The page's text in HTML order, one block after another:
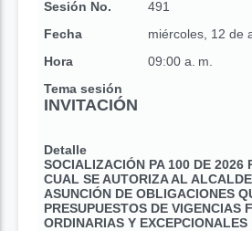
Sesión No.
491
Fecha
miércoles, 12 de
Hora
09:00 a. m.
Tema sesión
INVITACIÓN
Detalle
SOCIALIZACIÓN PA 100 DE 2026
CUAL SE AUTORIZA AL
ASUNCIÓN DE OBLIGACIONES
PRESUPUESTOS DE VIGENCIAS
ORDINARIAS Y EXCEPCIONALES